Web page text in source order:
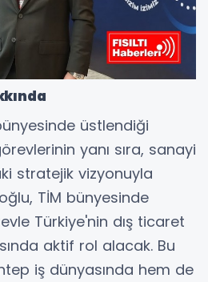
üstlendiği
yanı sıra, sanayi
stratejik vizyonuyla
TİM bünyesinde
Türkiye'nin dış ticaret
aktif rol alacak. Bu
iş dünyasında hem de